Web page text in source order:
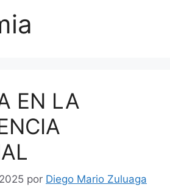
EN LA
por Diego Mario Zuluaga